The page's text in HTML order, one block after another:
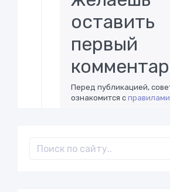
оставить
первый
Перед публикацией,
ознакомится с